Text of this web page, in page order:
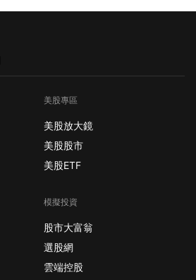
美股專區
美股放大鏡
美股股市
美股ETF
模擬投資
股市大富翁
選股網
雲端控股